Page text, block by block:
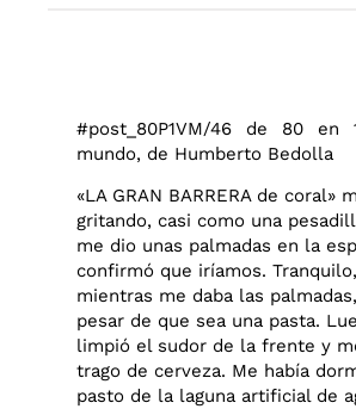
#post_80P1VM/46 de 80 en
mundo, de Humberto Bedolla
«LA GRAN BARRERA de coral»
gritando, casi como una
me dio unas palmadas en la
confirmó que iríamos.
mientras me daba las
pesar de que sea una pasta.
limpió el sudor de la frente y
trago de cerveza. Me había
pasto de la laguna artificial de